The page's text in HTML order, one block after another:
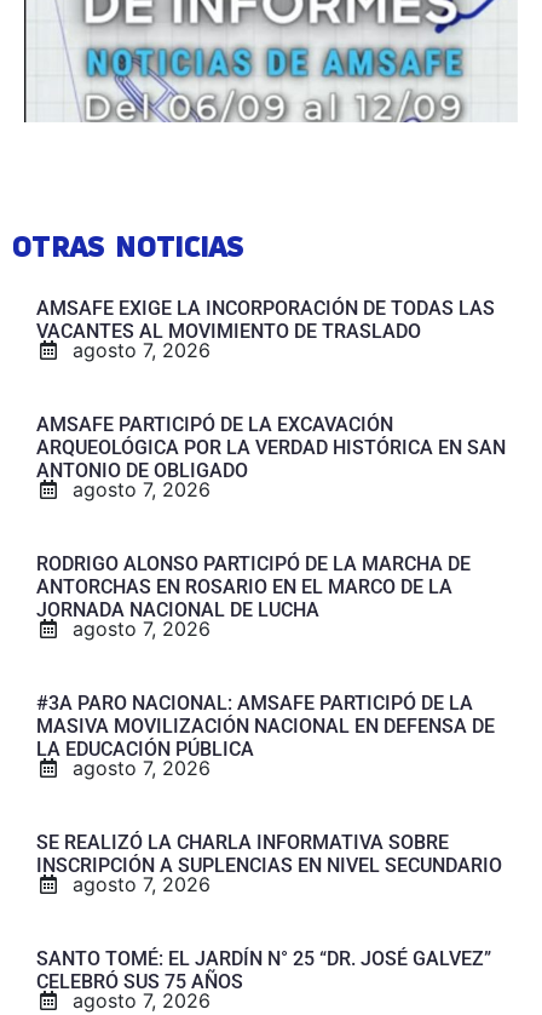
OTRAS NOTICIAS
AMSAFE EXIGE LA INCORPORACIÓN DE TODAS LAS
VACANTES AL MOVIMIENTO DE TRASLADO
agosto 7, 2026
AMSAFE PARTICIPÓ DE LA EXCAVACIÓN
ARQUEOLÓGICA POR LA VERDAD HISTÓRICA EN SAN
ANTONIO DE OBLIGADO
agosto 7, 2026
RODRIGO ALONSO PARTICIPÓ DE LA MARCHA DE
ANTORCHAS EN ROSARIO EN EL MARCO DE LA
JORNADA NACIONAL DE LUCHA
agosto 7, 2026
#3A PARO NACIONAL: AMSAFE PARTICIPÓ DE LA
MASIVA MOVILIZACIÓN NACIONAL EN DEFENSA DE
LA EDUCACIÓN PÚBLICA
agosto 7, 2026
SE REALIZÓ LA CHARLA INFORMATIVA SOBRE
INSCRIPCIÓN A SUPLENCIAS EN NIVEL SECUNDARIO
agosto 7, 2026
SANTO TOMÉ: EL JARDÍN N° 25 “DR. JOSÉ GALVEZ”
CELEBRÓ SUS 75 AÑOS
agosto 7, 2026